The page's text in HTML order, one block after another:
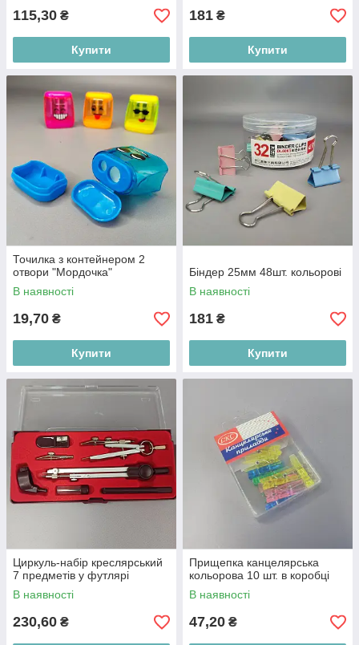
115,30 ₴
Купити
181 ₴
Купити
Точилка з контейнером 2
отвори "Мордочка"
В наявності
19,70 ₴
Купити
Біндер 25мм 48шт. кольорові
В наявності
181 ₴
Купити
Циркуль-набір креслярський
7 предметів у футлярі
В наявності
230,60 ₴
Прищепка канцелярська
кольорова 10 шт. в коробці
В наявності
47,20 ₴